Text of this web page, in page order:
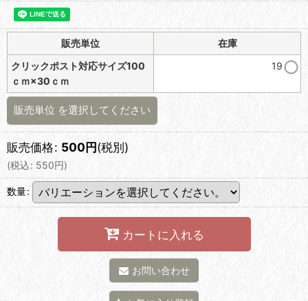
販売単位
在庫
クリックポスト対応サイズ100
ｃｍ×30ｃｍ
19
販売単位 を選択してください
販売価格: 500円(税別)
(税込: 550円)
数量:
カートに入れる
お問い合わせ